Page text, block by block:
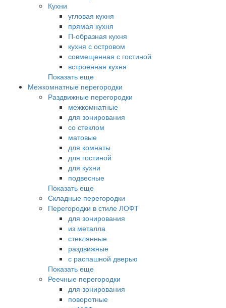
Кухни
угловая кухня
прямая кухня
П-образная кухня
кухня с островом
совмещенная с гостиной
встроенная кухня
Показать еще
Межкомнатные перегородки
Раздвижные перегородки
межкомнатные
для зонирования
со стеклом
матовые
для комнаты
для гостиной
для кухни
подвесные
Показать еще
Складные перегородки
Перегородки в стиле ЛОФТ
для зонирования
из металла
стеклянные
раздвижные
с распашной дверью
Показать еще
Реечные перегородки
для зонирования
поворотные